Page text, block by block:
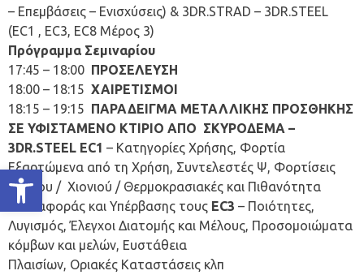
Ανοίξτε τη γραμμή εργαλείων
– Επεμβάσεις – Ενισχύσεις) & 3DR.STRAD – 3DR.STEEL
(EC1 , EC3, ΕC8 Μέρος 3)
Πρόγραμμα Σεμιναρίου
17:45 – 18:00 ΠΡΟΣΕΛΕΥΣΗ
18:00 – 18:15 ΧΑΙΡΕΤΙΣΜΟΙ
18:15 – 19:15 ΠΑΡΑΔΕΙΓΜΑ ΜΕΤΑΛΛΙΚΗΣ ΠΡΟΣΘΗΚΗΣ
ΣΕ ΥΦΙΣΤΑΜΕΝΟ ΚΤΙΡΙΟ ΑΠΟ ΣΚΥΡΟΔΕΜΑ –
3DR.STEEL EC1 – Κατηγορίες Χρήσης, Φορτία
Εξαρτώμενα από τη Χρήση, Συντελεστές Ψ, Φορτίσεις
Ανέμου / Χιονιού / Θερμοκρασιακές και Πιθανότητα
Επαναφοράς και Υπέρβασης τους EC3 – Ποιότητες,
Λυγισμός, Έλεγχοι Διατομής και Μέλους, Προσομοιώματα
κόμβων και μελών, Ευστάθεια
Πλαισίων, Οριακές Καταστάσεις κλπ